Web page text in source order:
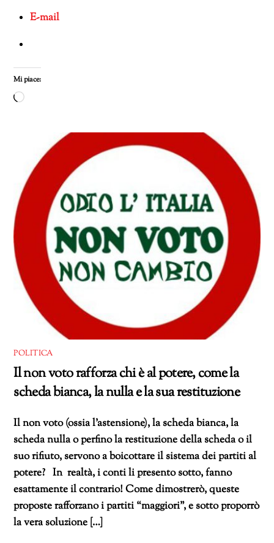
E-mail
Mi piace:
Caricamento
POLITICA
Il non voto rafforza chi è al potere, come la
scheda bianca, la nulla e la sua restituzione
Il non voto (ossia l’astensione), la scheda bianca, la
scheda nulla o perfino la restituzione della scheda o il
suo rifiuto, servono a boicottare il sistema dei partiti al
potere? In realtà, i conti li presento sotto, fanno
esattamente il contrario! Come dimostrerò, queste
proposte rafforzano i partiti “maggiori”, e sotto proporrò
la vera soluzione […]